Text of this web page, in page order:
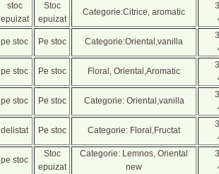
stoc
epuizat
Stoc
epuizat
Categorie:Citrice, aromatic
pe stoc Pe stoc Categorie:Oriental,vanilla
pe stoc Pe stoc Floral, Oriental,Aromatic
pe stoc Pe stoc Categorie: Oriental,vanilla
delistat Pe stoc Categorie: Floral,Fructat
pe stoc
Stoc
epuizat
Categorie: Lemnos, Oriental
new